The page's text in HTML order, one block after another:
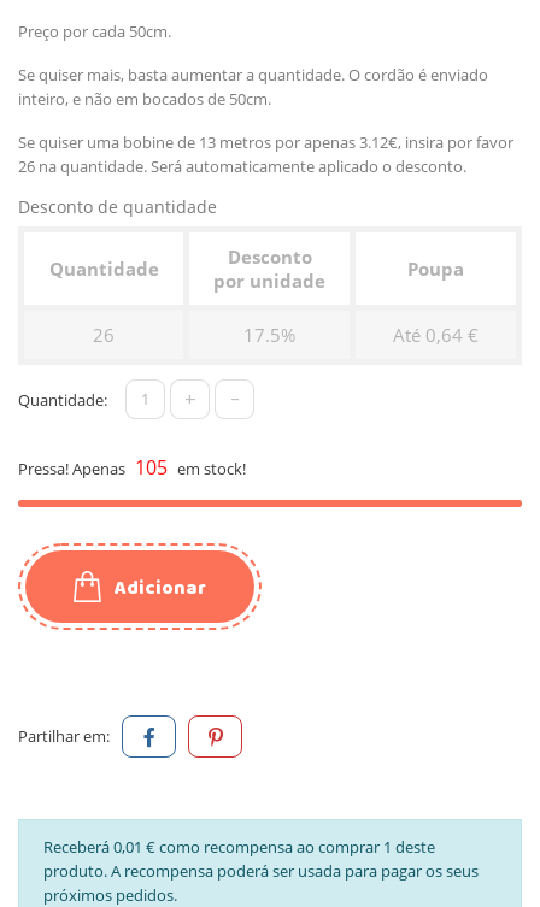
Preço por cada 50cm.
Se quiser mais, basta aumentar a quantidade. O cordão é enviado
inteiro, e não em bocados de 50cm.
Se quiser uma bobine de 13 metros por apenas 3.12€, insira por favor
26 na quantidade. Será automaticamente aplicado o desconto.
Desconto de quantidade
Quantidade
Desconto
por unidade
Poupa
26 17.5% Até 0,64 €
Quantidade: + -
Pressa! Apenas 105 em stock!
Adicionar
Partilhar em:
Receberá 0,01 € como recompensa ao comprar 1 deste
produto. A recompensa poderá ser usada para pagar os seus
próximos pedidos.